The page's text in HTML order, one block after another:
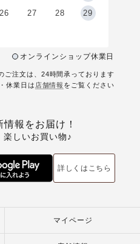
26 27 28 29
オンラインショップ休業日
ご注文は、24時間承っております
休業日は 店舗情報 をご覧ください
報をお届け！
しいお買い物♪
詳しくはこちら
マイページ